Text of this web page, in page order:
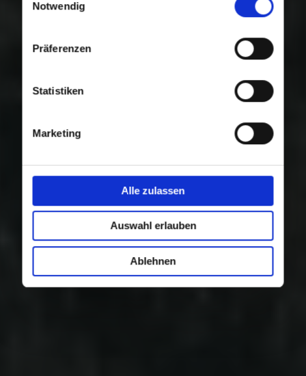
Nutzung der Dienste gesammelt haben.
Notwendig
Präferenzen
Statistiken
Marketing
Alle zulassen
Auswahl erlauben
Ablehnen